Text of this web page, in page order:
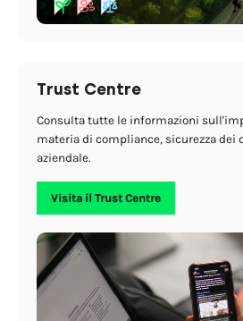
Trust Centre
Consulta tutte le informazioni
materia di compliance, sicurezza dei
aziendale.
Visita il Trust Centre